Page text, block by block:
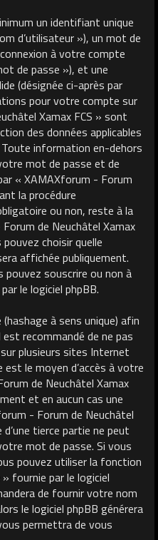
un identifiant unique
d’utilisateur »), un mot de
à votre compte
de passe »), et une
(désignée ci-après par
pour votre compte sur
Xamax FCS » sont
des données applicables
Toute information en-dehors
mot de passe et de
« XAMAXforum - Forum
la procédure
ou non, reste à la
de Neuchâtel Xamax
choisir quelle
affichée publiquement.
souscrire ou non à
le logiciel phpBB.
à sens unique) afin
est recommandé de ne pas
plusieurs sites Internet
le moyen d’accès à votre
de Neuchâtel Xamax
et en aucun cas une
- Forum de Neuchâtel
d’une tierce partie ne peut
mot de passe. Si vous
pouvez utiliser la fonction
fournie par le logiciel
de fournir votre nom
le logiciel phpBB générera
permettra de vous